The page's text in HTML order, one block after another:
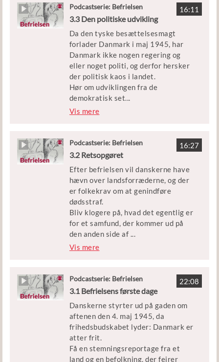
bryde en ny stor krig ud.
I denne episode af Befrielsen kan du
blive klogere på den økonomiske
genopbygning efter krigen og på,
hvorfor Danmark kom med i den
vestlige forsvarsalliance, Nato.
Medvirkende: Historiker Niels Wium
Olesen
Udgivet af Børne- og
Undervisningsministeriet
16:11
Podcastserie: Befrielsen
3.3 Den politiske udvikling
Da den tyske besættelsesmagt
forlader Danmark i maj 1945, har
Danmark ikke nogen regering og
eller noget politi, og derfor hersker
der politisk kaos i landet.
Hør om udviklingen fra de
demokratisk set...
meget atypiske magtforhold efter
stemmer på at få deres gamle
hverdag fra før krigen tilbage.
Medvirkende: Historiker Niels Wium
Olesen
Klip: DR, Filmcentralen,
Frihedsmuseet og Københavns
Beredskab
Vis mere
16:27
Podcastserie: Befrielsen
3.2 Retsopgøret
Efter befrielsen vil danskerne have
hævn over landsforræderne, og der
er folkekrav om at genindføre
dødsstraf.
Bliv klogere på, hvad det egentlig er
for et samfund, der kommer ud på
den anden side af ...
fem års besættelse.
Olesen
Klip: DR, TV2, Frihedsmuseet og
Københavns Beredskab
Udgivet af Børne- og
Undervisningsministeriet
Vis mere
22:08
Podcastserie: Befrielsen
3.1 Befrielsens første dage
Danskerne styrter ud på gaden om
aftenen den 4. maj 1945, da
frihedsbudskabet lyder: Danmark er
atter frit.
Få en stemningsreportage fra et
land og en befolkning, der fejrer